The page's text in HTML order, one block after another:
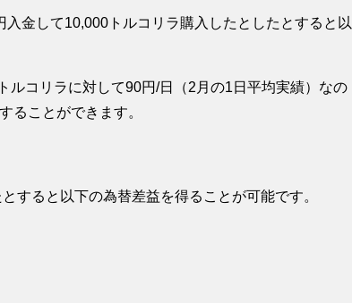
金して10,000トルコリラ購入したとしたとすると以
ルコリラに対して90円/日（2月の1日平均実績）なの
ることができます。
すると以下の為替差益を得ることが可能です。